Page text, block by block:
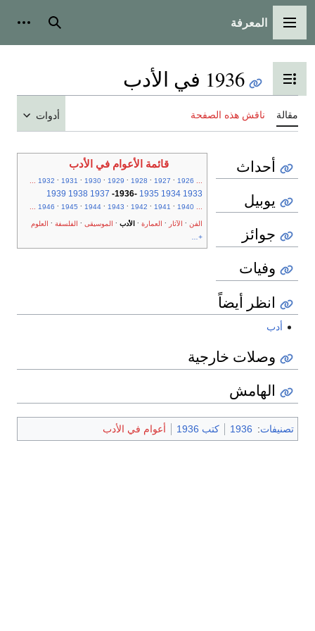
القائمة الرئيسية
المعرفة بحث
تبديل عرض جدول المحتويات
1936 في الأدب
مقالة ناقش هذه الصفحة أدوات
قائمة الأعوام في الأدب
...
1926
1927
1928
1929
1930
1931
1932
...
1933
1934
1935
-
1936
-
1937
1938
1939
...
1940
1941
1942
1943
1944
1945
1946
...
الفن الآثار العمارة الأدب الموسيقى الفلسفة
العلوم
+...
أحداث
يوبيل
جوائز
وفيات
انظر أيضاً
أدب
وصلات خارجية
الهامش
تصنيفات:
1936 كتب 1936 أعوام في الأدب